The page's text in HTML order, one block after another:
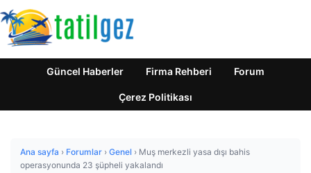
Güncel Haberler Firma Rehberi Forum
Çerez Politikası
Ana sayfa › Forumlar › Genel › Muş merkezli yasa dışı bahis
operasyonunda 23 şüpheli yakalandı